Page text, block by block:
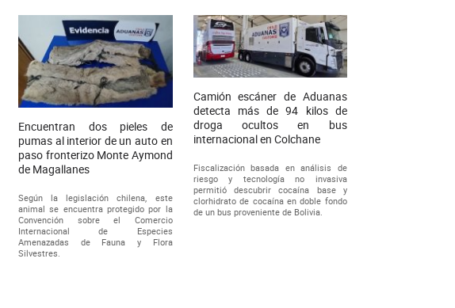
Encuentran dos pieles de
pumas al interior de un auto en
paso fronterizo Monte Aymond
de Magallanes
Según la legislación chilena, este
animal se encuentra protegido por la
Convención sobre el Comercio
Internacional de Especies
Amenazadas de Fauna y Flora
Silvestres.
Camión escáner de Aduanas
detecta más de 94 kilos de
droga ocultos en bus
internacional en Colchane
Fiscalización basada en análisis de
riesgo y tecnología no invasiva
permitió descubrir cocaína base y
clorhidrato de cocaína en doble fondo
de un bus proveniente de Bolivia.